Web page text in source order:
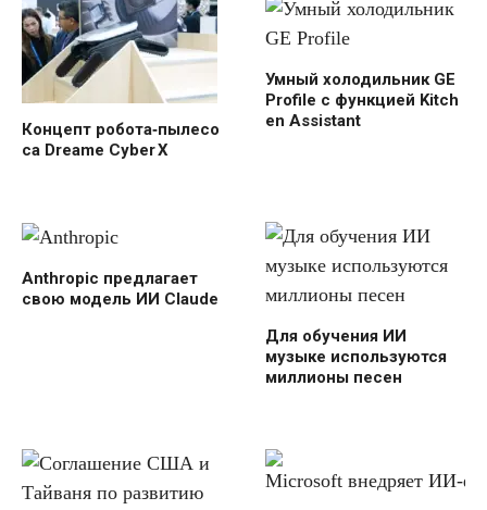
Концепт робота‑пылесо
са Dreame Cyber X
Умный холодильник GE
Profile с функцией Kitch
en Assistant
Anthropic предлагает
свою модель ИИ Claude
Для обучения ИИ
музыке используются
миллионы песен